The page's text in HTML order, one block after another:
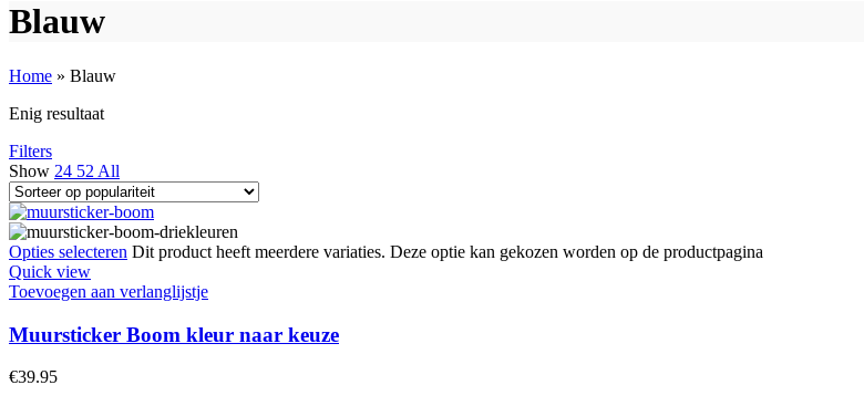
Blauw
Home » Blauw
Enig resultaat
Filters
Show 24 52 All
Opties selecteren Dit product heeft meerdere variaties. Deze optie kan gekozen worden op de productpagina
Quick view
Toevoegen aan verlanglijstje
Muursticker Boom kleur naar keuze
€39.95